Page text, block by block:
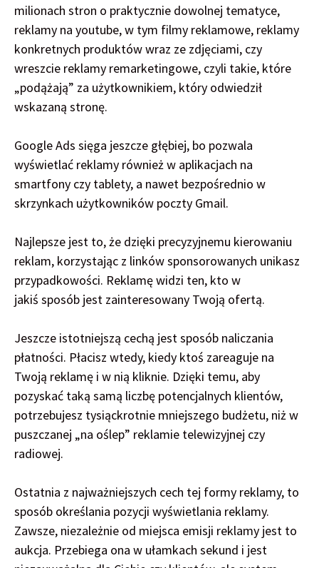
milionach stron o praktycznie dowolnej tematyce,
reklamy na youtube, w tym filmy reklamowe, reklamy
konkretnych produktów wraz ze zdjęciami, czy
wreszcie reklamy remarketingowe, czyli takie, które
„podążają” za użytkownikiem, który odwiedził
wskazaną stronę.
Google Ads sięga jeszcze głębiej, bo pozwala
wyświetlać reklamy również w aplikacjach na
smartfony czy tablety, a nawet bezpośrednio w
skrzynkach użytkowników poczty Gmail.
Najlepsze jest to, że dzięki precyzyjnemu kierowaniu
reklam, korzystając z linków sponsorowanych unikasz
przypadkowości. Reklamę widzi ten, kto w
jakiś sposób jest zainteresowany Twoją ofertą.
Jeszcze istotniejszą cechą jest sposób naliczania
płatności. Płacisz wtedy, kiedy ktoś zareaguje na
Twoją reklamę i w nią kliknie. Dzięki temu, aby
pozyskać taką samą liczbę potencjalnych klientów,
potrzebujesz tysiąckrotnie mniejszego budżetu, niż w
puszczanej „na oślep” reklamie telewizyjnej czy
radiowej.
Ostatnia z najważniejszych cech tej formy reklamy, to
sposób określania pozycji wyświetlania reklamy.
Zawsze, niezależnie od miejsca emisji reklamy jest to
aukcja. Przebiega ona w ułamkach sekund i jest